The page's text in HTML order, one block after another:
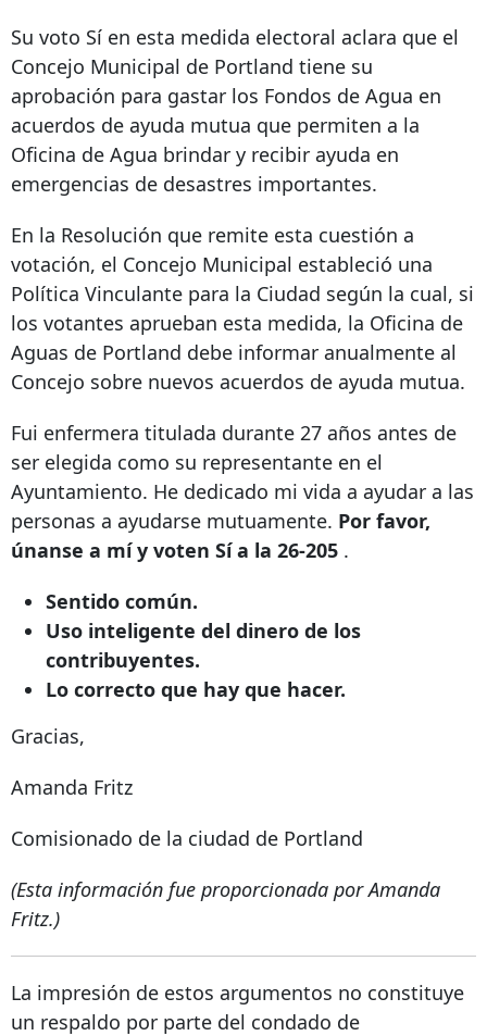
Su voto Sí en esta medida electoral aclara que el
Concejo Municipal de Portland tiene su
aprobación para gastar los Fondos de Agua en
acuerdos de ayuda mutua que permiten a la
Oficina de Agua brindar y recibir ayuda en
emergencias de desastres importantes.
En la Resolución que remite esta cuestión a
votación, el Concejo Municipal estableció una
Política Vinculante para la Ciudad según la cual, si
los votantes aprueban esta medida, la Oficina de
Aguas de Portland debe informar anualmente al
Concejo sobre nuevos acuerdos de ayuda mutua.
Fui enfermera titulada durante 27 años antes de
ser elegida como su representante en el
Ayuntamiento. He dedicado mi vida a ayudar a las
personas a ayudarse mutuamente. Por favor,
únanse a mí y voten Sí a la 26-205 .
Sentido común.
Uso inteligente del dinero de los
contribuyentes.
Lo correcto que hay que hacer.
Gracias,
Amanda Fritz
Comisionado de la ciudad de Portland
(Esta información fue proporcionada por Amanda
Fritz.)
La impresión de estos argumentos no constituye
un respaldo por parte del condado de